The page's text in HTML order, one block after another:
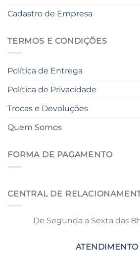
Cadastro de Empresa
TERMOS E CONDIÇÕES
Política de Entrega
Política de Privacidade
Trocas e Devoluções
Quem Somos
FORMA DE PAGAMENTO
CENTRAL DE
De Segunda a Sexta das